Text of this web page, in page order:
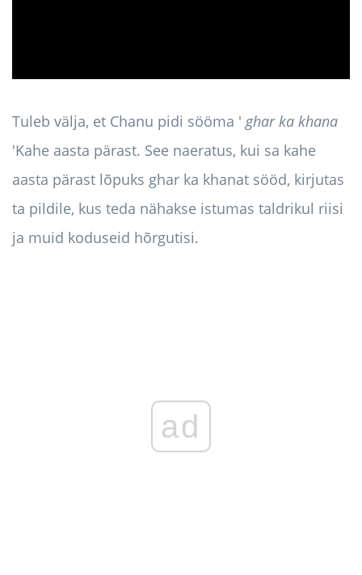
Tuleb välja, et Chanu pidi sööma 'ghar ka khana
'Kahe aasta pärast. See naeratus, kui sa kahe
aasta pärast lõpuks ghar ka khanat sööd, kirjutas
ta pildile, kus teda nähakse istumas taldrikul riisi
ja muid koduseid hõrgutisi.
ad